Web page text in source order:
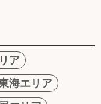
ア
海エリア